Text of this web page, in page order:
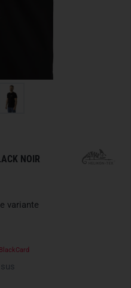
NOIR
variante
BlackCard